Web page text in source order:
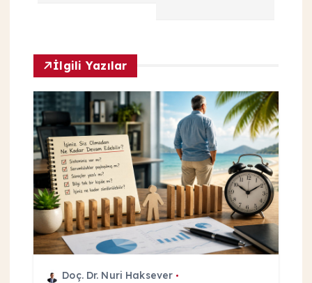
g
e
z
n
m
e
İlgili Yazılar
Doç. Dr. Nuri Haksever